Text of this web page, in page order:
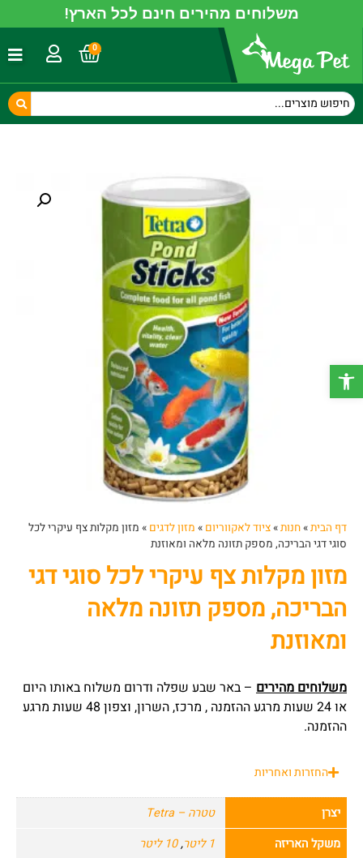
פתח סרגל נגישות
משלוחים מהירים חינם לכל הארץ!
0
דף הבית»חנות»ציוד לאקווריום » מזון לדגים » מזון מקלות צף עיקרי לכל
סוגי דגי הבריכה, מספק תזונה מלאה ומאוזנת
מזון מקלות צף עיקרי לכל סוגי דגי
הבריכה, מספק תזונה מלאה
ומאוזנת
משלוחים מהירים – באר שבע שפלה ודרום משלוח באותו היום
או 24 שעות מרגע ההזמנה , מרכז, השרון, וצפון 48 שעות מרגע
ההזמנה.
החזרות ואחריות
יצרן
טטרה – Tetra
משקל האריזה
1 ליטר ,10 ליטר